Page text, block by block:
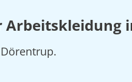
Arbeitskleidung